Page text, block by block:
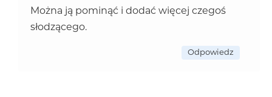
Można ją pominąć i dodać więcej czegoś
słodzącego.
Odpowiedz